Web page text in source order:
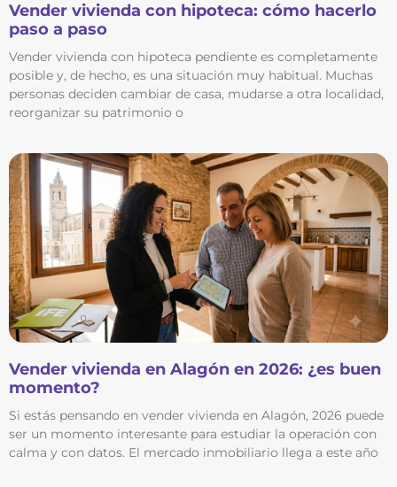
Vender vivienda con hipoteca: cómo hacerlo
paso a paso
Vender vivienda con hipoteca pendiente es completamente
posible y, de hecho, es una situación muy habitual. Muchas
personas deciden cambiar de casa, mudarse a otra localidad,
reorganizar su patrimonio o
Vender vivienda en Alagón en 2026: ¿es buen
momento?
Si estás pensando en vender vivienda en Alagón, 2026 puede
ser un momento interesante para estudiar la operación con
calma y con datos. El mercado inmobiliario llega a este año